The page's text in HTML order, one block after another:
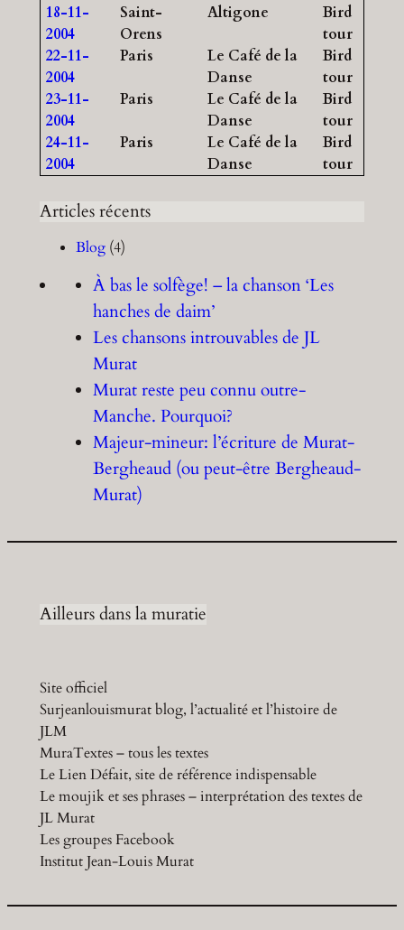
18-11-
2004
Saint-
Orens
Altigone
Bird
tour
22-11-
2004
Paris
Le Café de la
Danse
Bird
tour
23-11-
2004
Paris
Le Café de la
Danse
Bird
tour
24-11-
2004
Paris
Le Café de la
Danse
Bird
tour
Articles récents
Blog(4)
À bas le solfège! – la chanson ‘Les
hanches de daim’
Les chansons introuvables de JL
Murat
Murat reste peu connu outre-
Manche. Pourquoi?
Majeur-mineur: l’écriture de Murat-
Bergheaud (ou peut-être Bergheaud-
Murat)
Ailleurs dans la muratie
Site officiel
Surjeanlouismurat blog, l’actualité et l’histoire de
JLM
MuraTextes – tous les textes
Le Lien Défait, site de référence indispensable
Le moujik et ses phrases – interprétation des textes de
JL Murat
Les groupes Facebook
Institut Jean-Louis Murat